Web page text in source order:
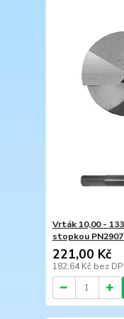
Vrták 10,00 -
stopkou
221,00 Kč
182,64 Kč bez